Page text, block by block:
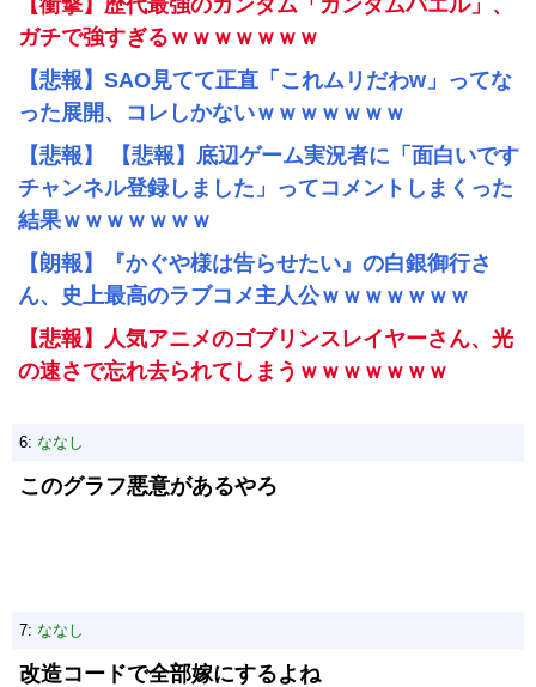
【衝撃】歴代最強のガンダム「ガンダムバエル」、
ガチで強すぎるｗｗｗｗｗｗｗ
【悲報】SAO見てて正直「これムリだわw」ってな
った展開、コレしかないｗｗｗｗｗｗｗ
【悲報】 【悲報】底辺ゲーム実況者に「面白いです
チャンネル登録しました」ってコメントしまくった
結果ｗｗｗｗｗｗｗ
【朗報】『かぐや様は告らせたい』の白銀御行さ
ん、史上最高のラブコメ主人公ｗｗｗｗｗｗｗ
【悲報】人気アニメのゴブリンスレイヤーさん、光
の速さで忘れ去られてしまうｗｗｗｗｗｗｗ
6: ななし
このグラフ悪意があるやろ
7: ななし
改造コードで全部嫁にするよね